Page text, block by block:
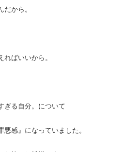
から。
ばいいから。
ぎる自分。について
感』になっていました。